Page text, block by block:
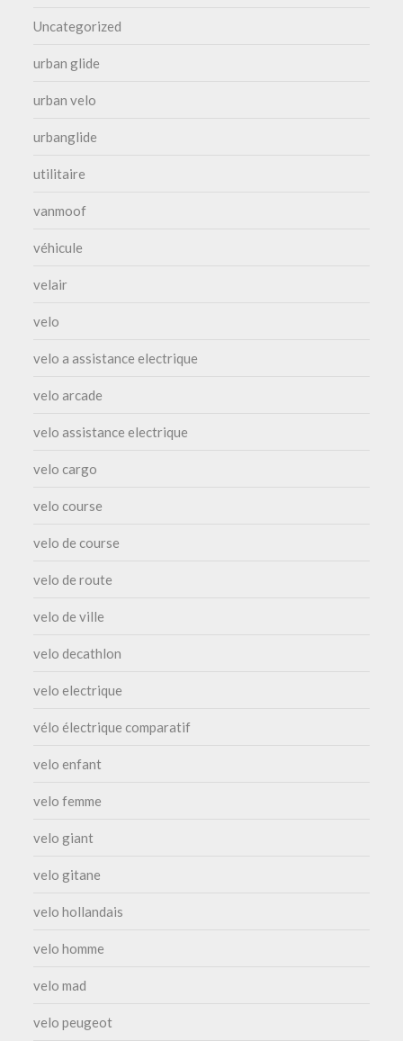
Uncategorized
urban glide
urban velo
urbanglide
utilitaire
vanmoof
véhicule
velair
velo
velo a assistance electrique
velo arcade
velo assistance electrique
velo cargo
velo course
velo de course
velo de route
velo de ville
velo decathlon
velo electrique
vélo électrique comparatif
velo enfant
velo femme
velo giant
velo gitane
velo hollandais
velo homme
velo mad
velo peugeot